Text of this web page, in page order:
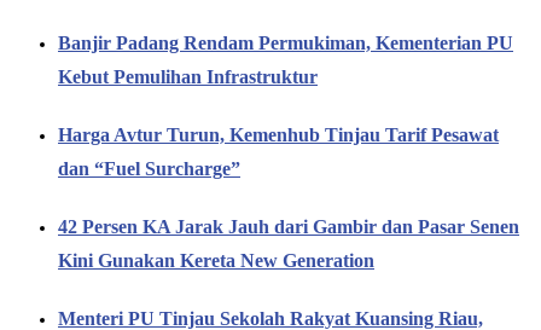
Banjir Padang Rendam Permukiman, Kementerian PU
Kebut Pemulihan Infrastruktur
Harga Avtur Turun, Kemenhub Tinjau Tarif Pesawat
dan “Fuel Surcharge”
42 Persen KA Jarak Jauh dari Gambir dan Pasar Senen
Kini Gunakan Kereta New Generation
Menteri PU Tinjau Sekolah Rakyat Kuansing Riau,